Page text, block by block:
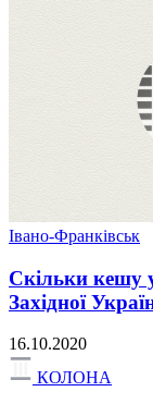
Івано-Франківськ
Скільки кешу
Західної
16.10.2020
КОЛОНА